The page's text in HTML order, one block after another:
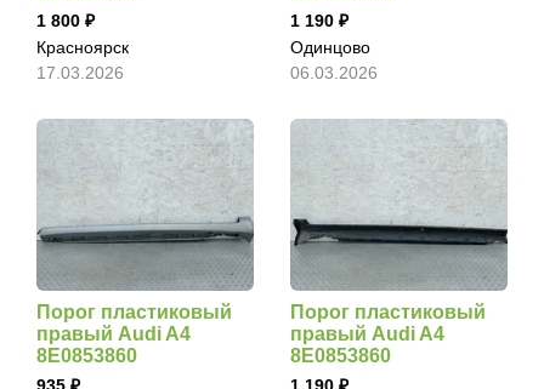
1 800
Красноярск
17.03.2026
1 190
Одинцово
06.03.2026
Порог пластиковый
правый Audi A4
8E0853860
Порог пластиковый
правый Audi A4
8E0853860